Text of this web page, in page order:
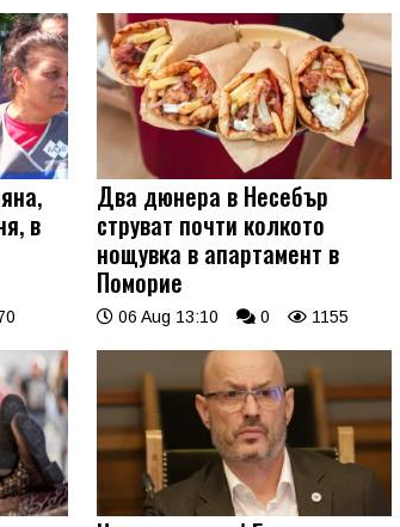
в
Два дюнера в Несебър
струват почти колкото
нощувка в апартамент в
Поморие
06 Aug 13:10 0 1155